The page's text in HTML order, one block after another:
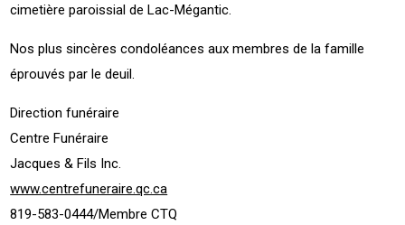
cimetière paroissial de Lac-Mégantic.
Nos plus sincères condoléances aux membres de la famille
éprouvés par le deuil.
Direction funéraire
Centre Funéraire
Jacques & Fils Inc.
www.centrefuneraire.qc.ca
819-583-0444/Membre CTQ